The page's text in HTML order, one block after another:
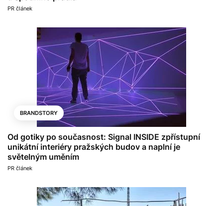
PR článek
BRANDSTORY
Od gotiky po současnost: Signal INSIDE zpřístupní
unikátní interiéry pražských budov a naplní je
světelným uměním
PR článek